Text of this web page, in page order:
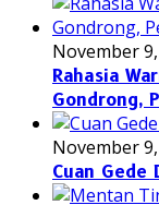
November
Rahasia
Gondrong,
November
Cuan Gede